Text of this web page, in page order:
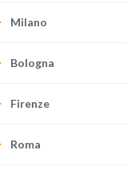
Milano
Bologna
Firenze
Roma